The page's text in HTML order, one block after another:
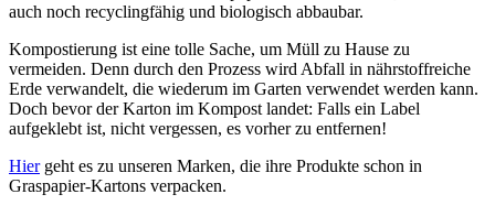
auch noch recyclingfähig und biologisch abbaubar.
Kompostierung ist eine tolle Sache, um Müll zu Hause zu
vermeiden. Denn durch den Prozess wird Abfall in nährstoffreiche
Erde verwandelt, die wiederum im Garten verwendet werden kann.
Doch bevor der Karton im Kompost landet: Falls ein Label
aufgeklebt ist, nicht vergessen, es vorher zu entfernen!
Hiergeht es zu unseren Marken, die ihre Produkte schon in
Graspapier-Kartons verpacken.